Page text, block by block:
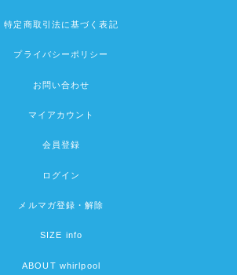
特定商取引法に基づく表記
プライバシーポリシー
お問い合わせ
マイアカウント
会員登録
ログイン
メルマガ登録・解除
SIZE info
ABOUT whirlpool